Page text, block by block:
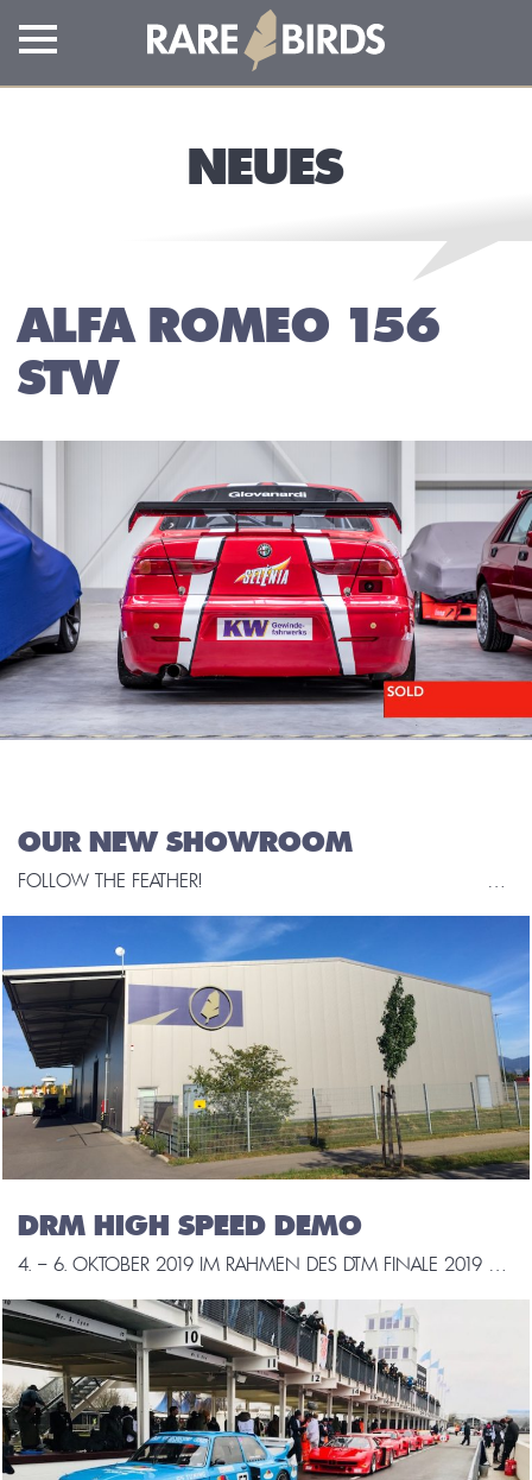
NEUES
ALFA ROMEO 156
STW
OUR NEW SHOWROOM
FOLLOW THE FEATHER! UNSER NEUER SHOWROOM GLÄNZT NUN ENDLICH IM BEKANNTEN CORPORATE DESIGN. AUF 1.500 QM FINDEN UNSERE SELTENEN STRASSEN- UND WETTBEWERBSFAHRZEUGE EINE ANSPRECHENDE UND GROSSZÜGIGE PRÄSENTATIONSFLÄCHE. ZUM JAHRESENDE SOLLEN DIE NEUEN BÜRO- UND BESPRECHUNGSRÄUMLICHKEITEN BEZUGSFERTIG SEIN. DARÜBER HINAUS BIETEN WIR FÜR DIE KOSTBAREN FAHRZEUGE UNSERER KUNDEN UNTERSTELLMÖGLICHKEITEN AN. SELBSTVERSTÄNDLICH SIND DIE RÄUMLICHKEITEN BESTENS […]
DRM HIGH SPEED DEMO
4. – 6. OKTOBER 2019 IM RAHMEN DES DTM FINALE 2019 SOLL AN DREI TAGEN EINE HIGH SPEED DEMO EHEMALIGER DRM FAHRZEUGE STATTFINDEN. UNSER BMW 320 GRUPPE 5, DER 1977 MIT JÖRG OBERMOSER IN GOLDENEM WARSTEINER-DESIGN IN DER DRM TEILNAHM UND 1978 MIT DEM HOCHTALENTIERTEN MARKUS HÖTTINGER IM BLAU DES SPONSOR FRUIT OF THE LOOM […]